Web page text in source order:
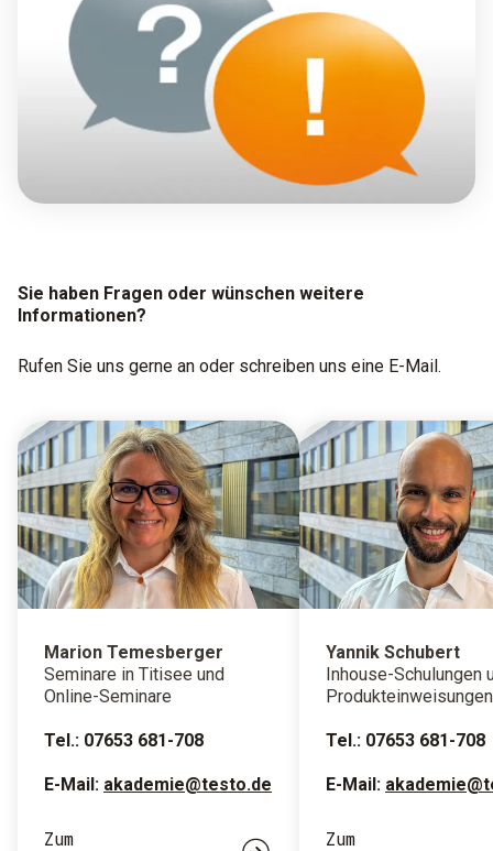
Sie haben Fragen oder wünschen weitere
Informationen?
Rufen Sie uns gerne an oder schreiben uns eine E-Mail.
Marion Temesberger
Seminare in Titisee und
Online-Seminare
Tel.: 07653 681-708
E-Mail: akademie@testo.de
Zum
Yannik Schubert
Inhouse-Schulungen
Produkteinweisungen
Tel.: 07653 681-708
E-Mail:
Zum